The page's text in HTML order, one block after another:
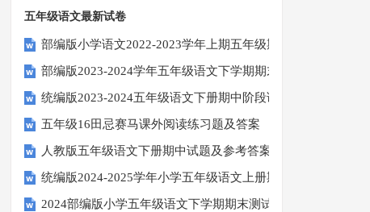
五年级语文最新试卷
部编版小学语文2022-2023学年上期五年级期末试题
部编版2023-2024学年五年级语文下学期期末考前质量冲刺卷
统编版2023-2024五年级语文下册期中阶段调研卷
五年级16田忌赛马课外阅读练习题及答案
人教版五年级语文下册期中试题及参考答案
统编版2024-2025学年小学五年级语文上册期中试卷
2024部编版小学五年级语文下学期期末测试卷